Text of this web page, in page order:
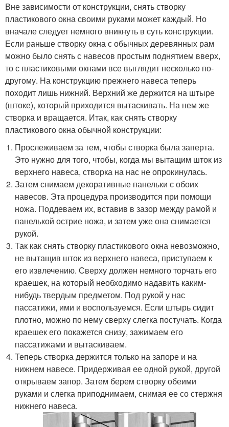
Вне зависимости от конструкции, снять створку
пластикового окна своими руками может каждый. Но
вначале следует немного вникнуть в суть конструкции.
Если раньше створку окна с обычных деревянных рам
можно было снять с навесов простым поднятием вверх,
то с пластиковыми окнами все выглядит несколько по-
другому. На конструкцию прежнего навеса теперь
походит лишь нижний. Верхний же держится на штыре
(штоке), который приходится вытаскивать. На нем же
створка и вращается. Итак, как снять створку
пластикового окна обычной конструкции:
Прослеживаем за тем, чтобы створка была заперта.
Это нужно для того, чтобы, когда мы вытащим шток из
верхнего навеса, створка на нас не опрокинулась.
Затем снимаем декоративные панельки с обоих
навесов. Эта процедура производится при помощи
ножа. Поддеваем их, вставив в зазор между рамой и
панелькой острие ножа, и затем уже она снимается
рукой.
Так как снять створку пластикового окна невозможно,
не вытащив шток из верхнего навеса, приступаем к
его извлечению. Сверху должен немного торчать его
краешек, на который необходимо надавить каким-
нибудь твердым предметом. Под рукой у нас
пассатижи, ими и воспользуемся. Если штырь сидит
плотно, можно по нему сверху слегка постучать. Когда
краешек его покажется снизу, зажимаем его
пассатижами и вытаскиваем.
Теперь створка держится только на запоре и на
нижнем навесе. Придерживая ее одной рукой, другой
открываем запор. Затем берем створку обеими
руками и слегка приподнимаем, снимая ее со стержня
нижнего навеса.